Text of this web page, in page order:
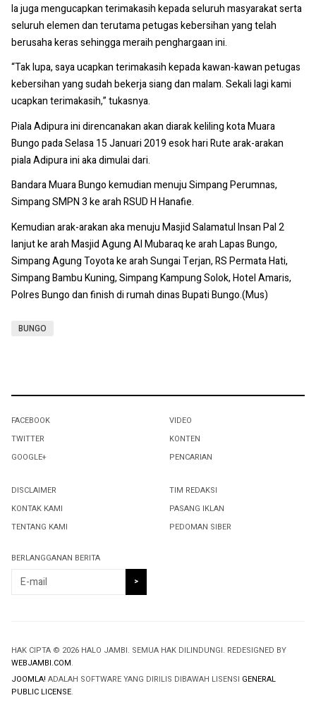
Ia juga mengucapkan terimakasih kepada seluruh masyarakat serta
seluruh elemen dan terutama petugas kebersihan yang telah
berusaha keras sehingga meraih penghargaan ini.
“Tak lupa, saya ucapkan terimakasih kepada kawan-kawan petugas
kebersihan yang sudah bekerja siang dan malam. Sekali lagi kami
ucapkan terimakasih,” tukasnya.
Piala Adipura ini direncanakan akan diarak keliling kota Muara
Bungo pada Selasa 15 Januari 2019 esok hari Rute arak-arakan
piala Adipura ini aka dimulai dari.
Bandara Muara Bungo kemudian menuju Simpang Perumnas,
Simpang SMPN 3 ke arah RSUD H Hanafie.
Kemudian arak-arakan aka menuju Masjid Salamatul Insan Pal 2
lanjut ke arah Masjid Agung Al Mubaraq ke arah Lapas Bungo,
Simpang Agung Toyota ke arah Sungai Terjan, RS Permata Hati,
Simpang Bambu Kuning, Simpang Kampung Solok, Hotel Amaris,
Polres Bungo dan finish di rumah dinas Bupati Bungo.(Mus)
BUNGO
FACEBOOK
TWITTER
GOOGLE+
VIDEO
KONTEN
PENCARIAN
DISCLAIMER
KONTAK KAMI
TENTANG KAMI
TIM REDAKSI
PASANG IKLAN
PEDOMAN SIBER
BERLANGGANAN BERITA
HAK CIPTA © 2026 HALO JAMBI. SEMUA HAK DILINDUNGI. REDESIGNED BY
WEBJAMBI.COM.
JOOMLA! ADALAH SOFTWARE YANG DIRILIS DIBAWAH LISENSI GENERAL
PUBLIC LICENSE.